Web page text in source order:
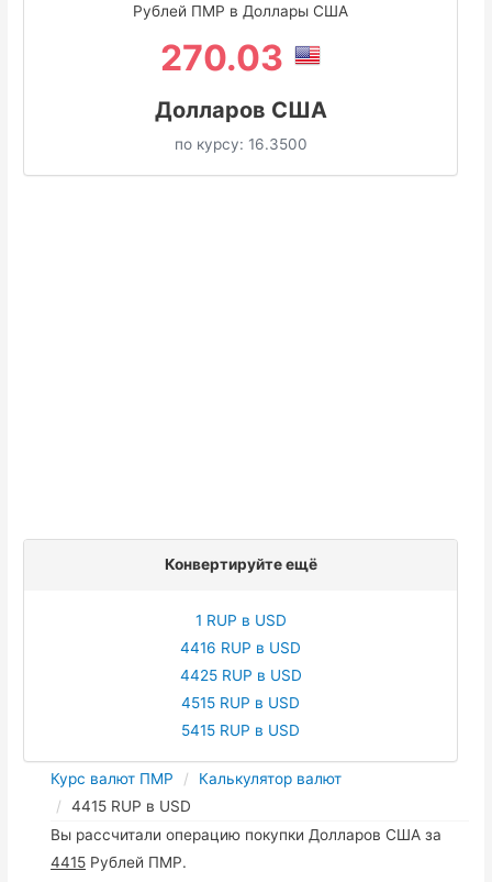
Рублей ПМР в Доллары США
270.03
Долларов США
по курсу: 16.3500
Конвертируйте ещё
1 RUP в USD
4416 RUP в USD
4425 RUP в USD
4515 RUP в USD
5415 RUP в USD
Курс валют ПМР
Калькулятор валют
4415 RUP в USD
Вы рассчитали операцию покупки Долларов США за
4415 Рублей ПМР.